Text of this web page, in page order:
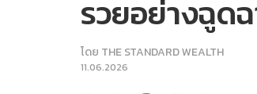
รวยอย่างฉูด
โดย THE STANDARD WEALTH
11.06.2026